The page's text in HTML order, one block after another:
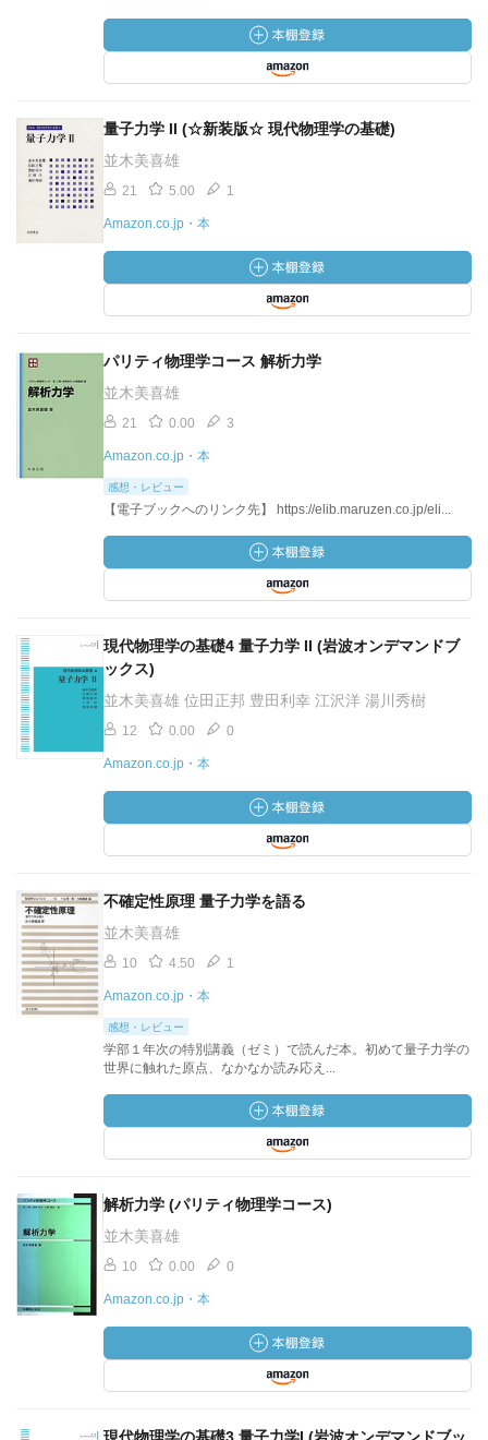
量子力学 II (☆新装版☆ 現代物理学の基礎)
並木美喜雄
21 5.00 1
Amazon.co.jp・本
パリティ物理学コース 解析力学
並木美喜雄
21 0.00 3
Amazon.co.jp・本
感想・レビュー
【電子ブックへのリンク先】 https://elib.maruzen.co.jp/eli...
現代物理学の基礎4 量子力学 II (岩波オンデマンドブ
ックス)
並木美喜雄 位田正邦 豊田利幸 江沢洋 湯川秀樹
12 0.00 0
Amazon.co.jp・本
不確定性原理 量子力学を語る
並木美喜雄
10 4.50 1
Amazon.co.jp・本
感想・レビュー
学部１年次の特別講義（ゼミ）で読んだ本。初めて量子力学の
世界に触れた原点、なかなか読み応え...
解析力学 (パリティ物理学コース)
並木美喜雄
10 0.00 0
Amazon.co.jp・本